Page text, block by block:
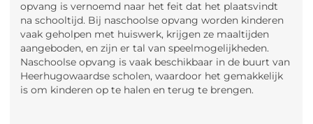
opvang is vernoemd naar het feit dat het plaatsvindt
na schooltijd. Bij naschoolse opvang worden kinderen
vaak geholpen met huiswerk, krijgen ze maaltijden
aangeboden, en zijn er tal van speelmogelijkheden.
Naschoolse opvang is vaak beschikbaar in de buurt van
Heerhugowaardse scholen, waardoor het gemakkelijk
is om kinderen op te halen en terug te brengen.